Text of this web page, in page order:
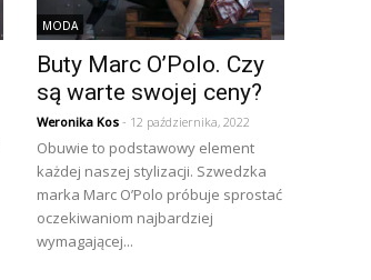
MODA
Buty Marc O’Polo. Czy
są warte swojej ceny?
Weronika Kos- 12 października, 2022
Obuwie to podstawowy element
każdej naszej stylizacji. Szwedzka
marka Marc O’Polo próbuje sprostać
oczekiwaniom najbardziej
wymagającej...